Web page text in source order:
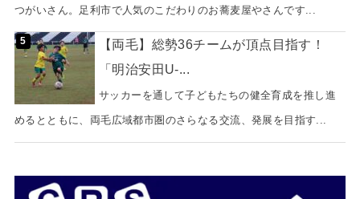
つがいさん。足利市で人気のこだわりのお蕎麦屋やさんです...
【両毛】総勢36チームが頂点目指す！
「明治安田U-...
サッカーを通して子どもたちの健全育成を推し進
めるとともに、両毛広域都市圏のさらなる交流、発展を目指す...